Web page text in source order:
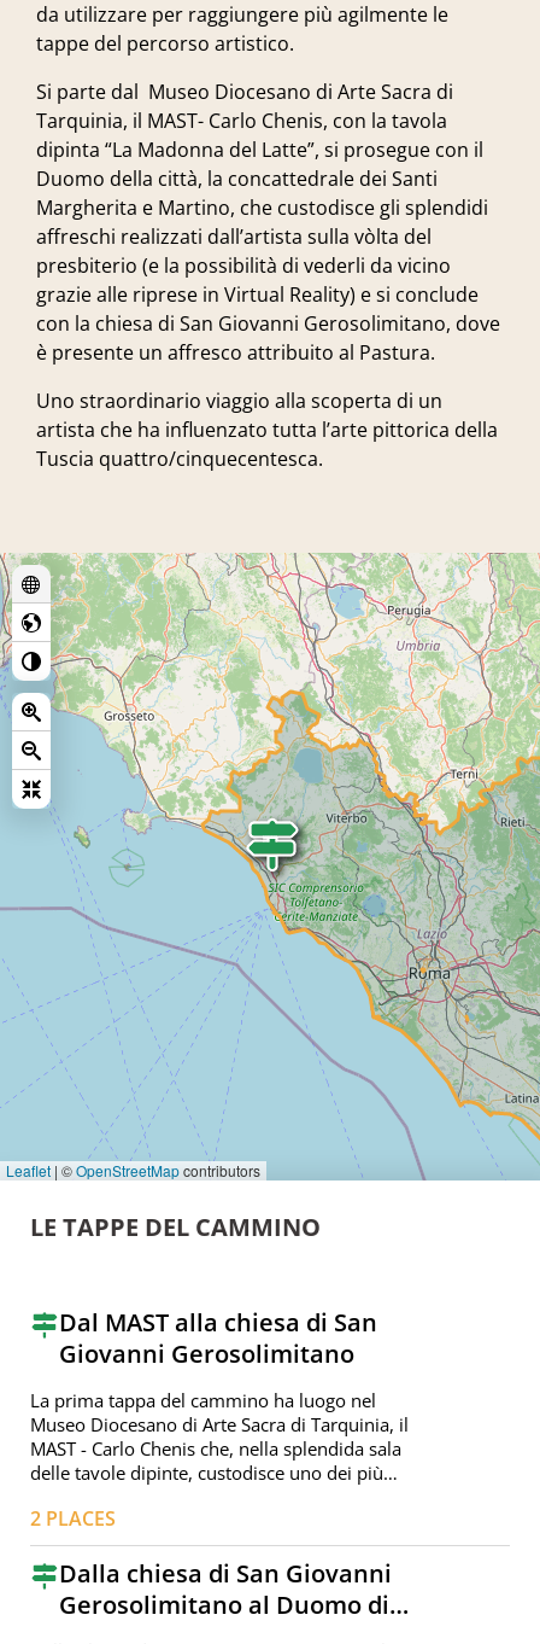
da utilizzare per raggiungere più agilmente le
tappe del percorso artistico.
Si parte dal Museo Diocesano di Arte Sacra di
Tarquinia, il MAST- Carlo Chenis, con la tavola
dipinta “La Madonna del Latte”, si prosegue con il
Duomo della città, la concattedrale dei Santi
Margherita e Martino, che custodisce gli splendidi
affreschi realizzati dall’artista sulla vòlta del
presbiterio (e la possibilità di vederli da vicino
grazie alle riprese in Virtual Reality) e si conclude
con la chiesa di San Giovanni Gerosolimitano, dove
è presente un affresco attribuito al Pastura.
Uno straordinario viaggio alla scoperta di un
artista che ha influenzato tutta l’arte pittorica della
Tuscia quattro/cinquecentesca.
Leaflet | ©OpenStreetMapcontributors
LE TAPPE DEL CAMMINO
Dal MAST alla chiesa di San
Giovanni Gerosolimitano
La prima tappa del cammino ha luogo nel
Museo Diocesano di Arte Sacra di Tarquinia, il
MAST - Carlo Chenis che, nella splendida sala
delle tavole dipinte, custodisce uno dei più
"Madonna del latte". Sul leggìo interattivo
posto sotto di essa, il visitatore può leggere le
informazioni base che riguardano la tavola e,
inquadrando il QR Code, può accedere ad
informazioni più dettagliate, anche con
2 PLACES
Dalla chiesa di San Giovanni
Gerosolimitano al Duomo di
Tarquinia